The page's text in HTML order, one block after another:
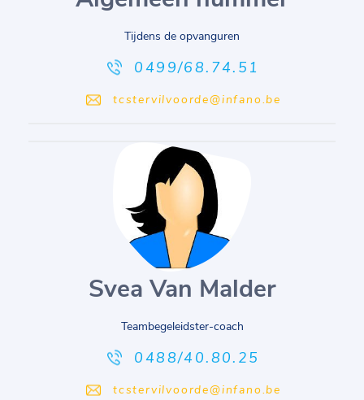
Tijdens de opvanguren
0499/68.74.51
tcstervilvoorde@infano.be
Svea Van Malder
Teambegeleidster-coach
0488/40.80.25
tcstervilvoorde@infano.be